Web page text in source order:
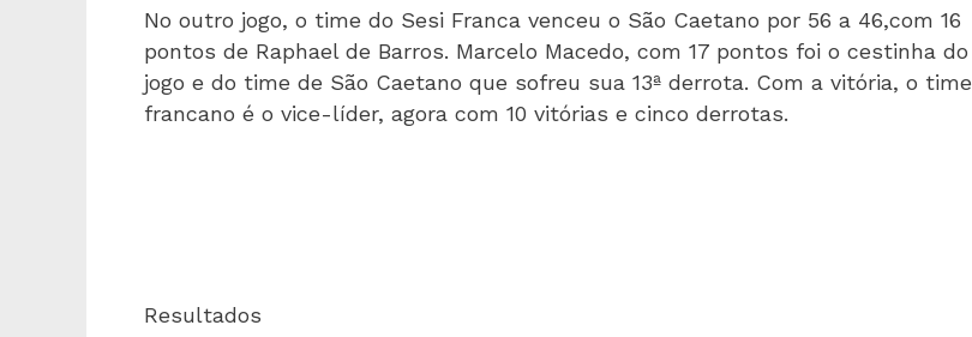
No outro jogo, o time do Sesi Franca venceu o São Caetano por 56 a 46,com 16
pontos de Raphael de Barros. Marcelo Macedo, com 17 pontos foi o cestinha do
jogo e do time de São Caetano que sofreu sua 13ª derrota. Com a vitória, o time
francano é o vice-líder, agora com 10 vitórias e cinco derrotas.
Resultados